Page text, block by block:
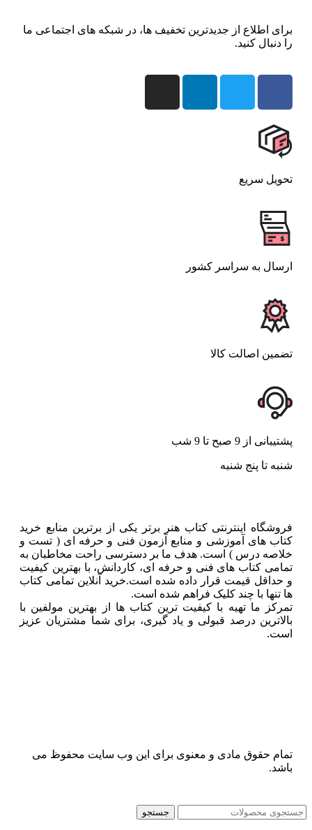
برای اطلاع از جدیدترین تخفیف ها، در شبکه های اجتماعی ما
را دنبال کنید.
تحویل سریع
ارسال به سراسر کشور
تضمین اصالت کالا
پشتیبانی از 9 صبح تا 9 شب
شنبه تا پنج شنبه
فروشگاه اینترنتی کتاب هنر برتر یکی از برترین منابع خرید
کتاب های آموزشی و منابع آزمون فنی و حرفه ای ( تست و
خلاصه درس ) است. هدف ما بر دسترسی راحت مخاطبان به
تمامی کتاب های فنی و حرفه ای، کاردانش، با بهترین کیفیت
و حداقل قیمت قرار داده شده است.خرید آنلاین تمامی کتاب
ها تنها با چند کلیک فراهم شده است.
تمرکز ما تهیه با کیفیت ترین کتاب ها از بهترین مولفین با
بالاترین درصد قبولی و یاد گیری، برای شما مشتریان عزیز
است.
تمام حقوق مادی و معنوی برای این وب سایت محفوظ می
باشد.
جستجو